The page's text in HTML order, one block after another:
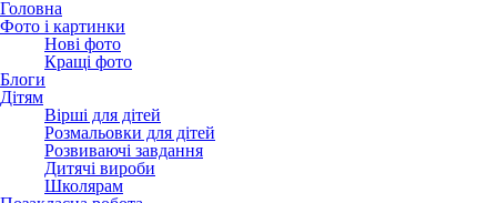
Головна
Фото і картинки
Нові фото
Кращі фото
Блоги
Дітям
Вірші для дітей
Розмальовки для дітей
Розвиваючі завдання
Дитячі вироби
Школярам